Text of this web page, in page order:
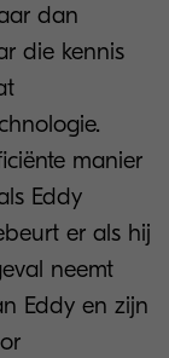
dan
die kennis
manier
Eddy
er als hij
neemt
Eddy en zijn